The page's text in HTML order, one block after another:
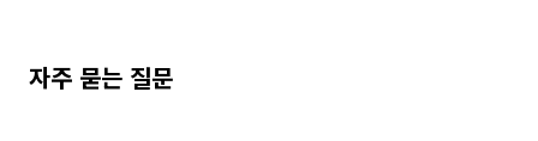
자주 묻는 질문